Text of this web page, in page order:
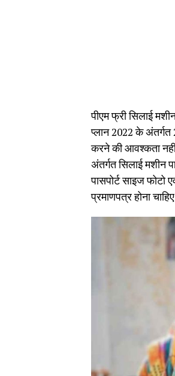
पीएम फ्री सिलाई
प्लान 2022 के
करने की आवश्कता
अंतर्गत स‍िलाई
पासपोर्ट साइज फोटो
प्रमाणपत्र होना चाह‍िए